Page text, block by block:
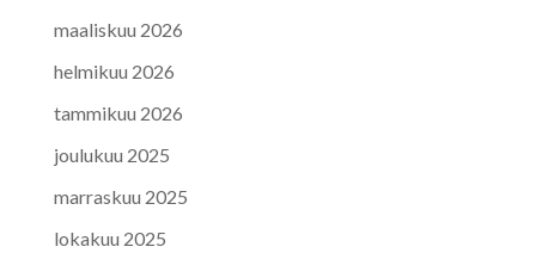
maaliskuu 2026
helmikuu 2026
tammikuu 2026
joulukuu 2025
marraskuu 2025
lokakuu 2025